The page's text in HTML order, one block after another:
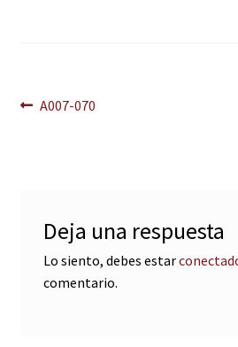
Navegación
Anterior:
A007-070
Deja una respuesta
Lo siento, debes estar
comentario.